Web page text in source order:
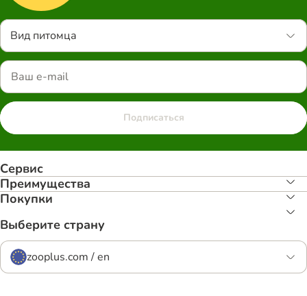
Вид питомца
Подписаться
Сервис
Преимуществa
Покупки
Выберите страну
zooplus.com / en